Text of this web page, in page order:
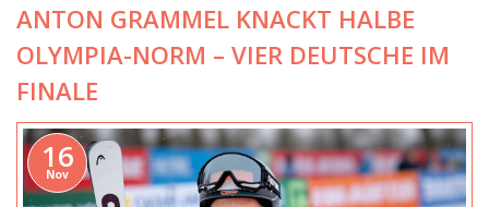
ANTON GRAMMEL KNACKT HALBE
OLYMPIA-NORM – VIER DEUTSCHE IM
FINALE
16
Nov